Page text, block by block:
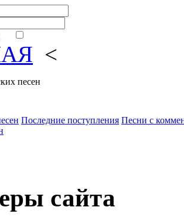
<
песен
Последние поступления Песни с
сайта